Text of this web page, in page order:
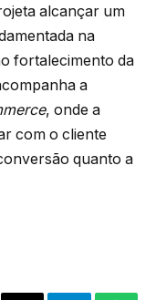
alcançar um
na
fortalecimento da
a
, onde a
com o cliente
quanto a